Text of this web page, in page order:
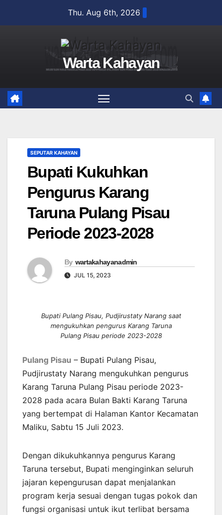
Thu. Aug 6th, 2026
Warta Kahayan
SEPUTAR KAHAYAN
Bupati Kukuhkan
Pengurus Karang
Taruna Pulang Pisau
Periode 2023-2028
By wartakahayanadmin
JUL 15, 2023
Bupati Pulang Pisau, Pudjirustaty Narang saat
mengukuhkan pengurus Karang Taruna
Pulang Pisau periode 2023-2028
Pulang Pisau – Bupati Pulang Pisau,
Pudjirustaty Narang mengukuhkan pengurus
Karang Taruna Pulang Pisau periode 2023-
2028 pada acara Bulan Bakti Karang Taruna
yang bertempat di Halaman Kantor Kecamatan
Maliku, Sabtu 15 Juli 2023.
Dengan dikukuhkannya pengurus Karang
Taruna tersebut, Bupati menginginkan seluruh
jajaran kepengurusan dapat menjalankan
program kerja sesuai dengan tugas pokok dan
fungsi organisasi untuk ikut terlibat bersama